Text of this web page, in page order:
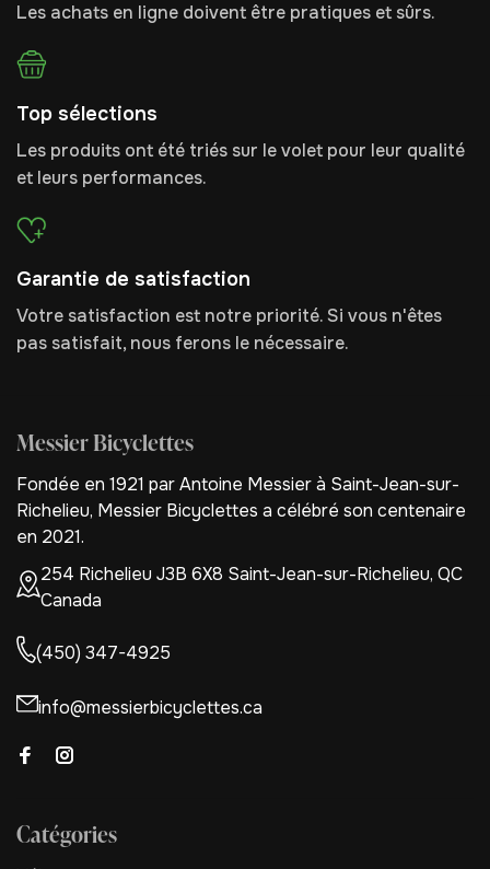
Les achats en ligne doivent être pratiques et sûrs.
Top sélections
Les produits ont été triés sur le volet pour leur qualité
et leurs performances.
Garantie de satisfaction
Votre satisfaction est notre priorité. Si vous n'êtes
pas satisfait, nous ferons le nécessaire.
Messier Bicyclettes
Fondée en 1921 par Antoine Messier à Saint-Jean-sur-
Richelieu, Messier Bicyclettes a célébré son centenaire
en 2021.
254 Richelieu J3B 6X8 Saint-Jean-sur-Richelieu, QC
Canada
(450) 347-4925
info@messierbicyclettes.ca
Catégories